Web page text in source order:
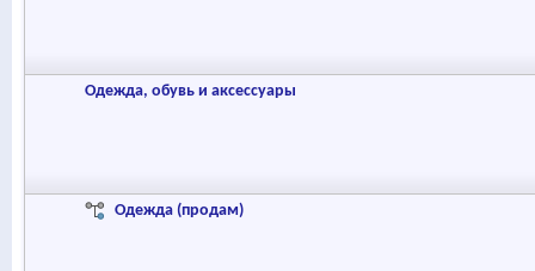
Одежда, обувь и аксессуары
Одежда (продам)